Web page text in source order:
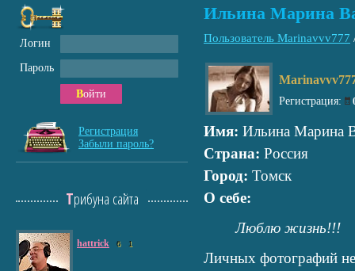
Ильина Марина
Пользователь Marinavvv777
Регистрация:
Имя: Ильина Марина
Страна: Россия
Город: Томск
О себе:
Люблю жизнь!!!
Личных фотографий
Логин
Пароль
Войти
Регистрация
Забыли пароль?
Трибуна сайта
hattrick 6 1